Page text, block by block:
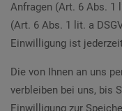
Anfragen (Art. 6 Abs. 1
(Art. 6 Abs. 1 lit. a
Einwilligung ist
Die von Ihnen an uns
verbleiben bei uns, bis
Einwilligung zur